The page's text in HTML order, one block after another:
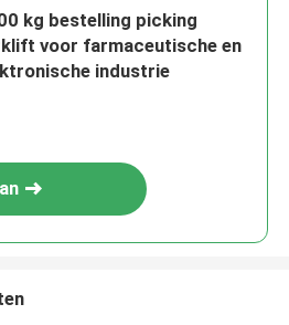
kg bestelling picking
voor farmaceutische en
industrie